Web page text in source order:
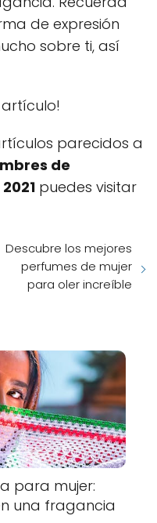
de expresión
sobre ti, así
artículo!
parecidos a
de
puedes visitar
Descubre los mejores
perfumes de mujer
para oler increíble
para mujer:
una fragancia